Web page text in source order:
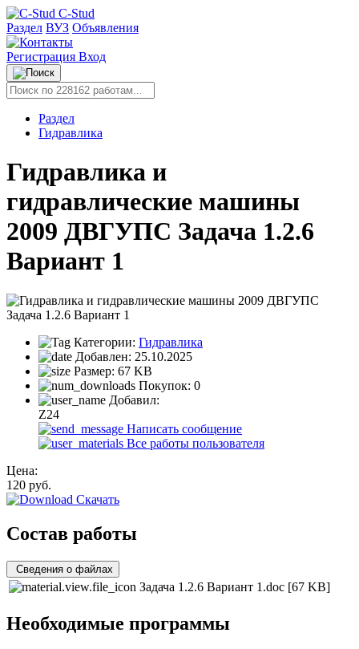
C-Stud
Раздел ВУЗ Объявления
Регистрация Вход
Раздел
Гидравлика
Гидравлика и
гидравлические машины
2009 ДВГУПС Задача 1.2.6
Вариант 1
Категории: Гидравлика
Добавлен: 25.10.2025
Размер: 67 KB
Покупок: 0
Добавил:
Z24
Написать сообщение
Все работы пользователя
Цена:
120 руб.
Скачать
Состав работы
Сведения о файлах
Задача 1.2.6 Вариант 1.doc [67 KB]
Необходимые программы